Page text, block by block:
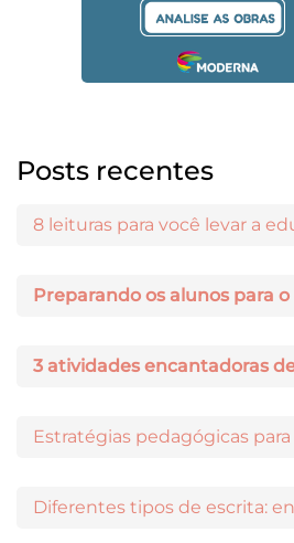
Posts recentes